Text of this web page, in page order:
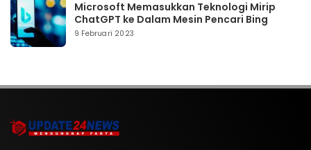
Microsoft Memasukkan Teknologi Mirip
ChatGPT ke Dalam Mesin Pencari Bing
9 Februari 2023